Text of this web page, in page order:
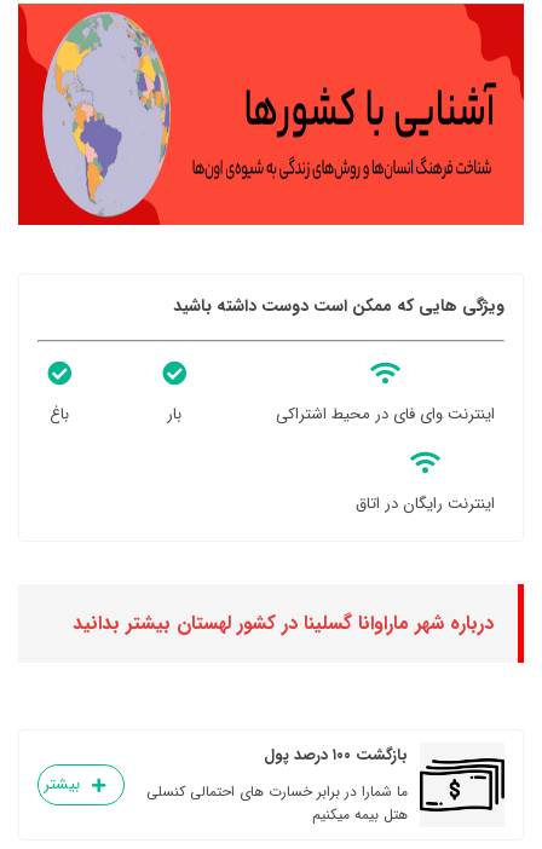
ویژگی هایی که ممکن است دوست داشته باشید
اینترنت وای فای در محیط اشتراکی بار باغ
اینترنت رایگان در اتاق
درباره شهر ماراوانا گسلینا در کشور لهستان بیشتر بدانید
بازگشت ۱۰۰ درصد پول
ما شمارا در برابر خسارت های احتمالی کنسلی
هتل بیمه میکنیم
بیشتر